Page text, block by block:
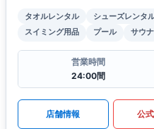
タオルレンタル シューズレンタ
スイミング用品
プール サウナ
営業時間
24:00間
店舗情報 公